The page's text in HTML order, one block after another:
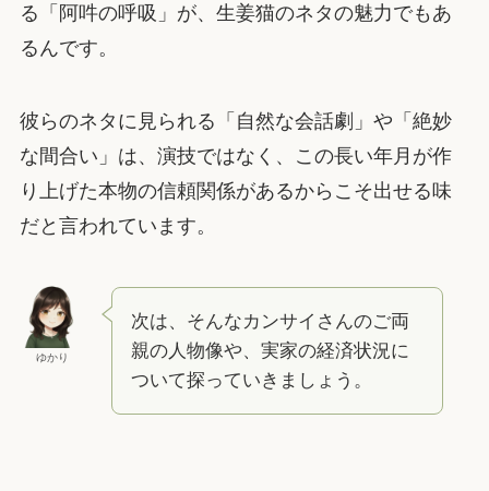
る「阿吽の呼吸」が、生姜猫のネタの魅力でもあ
るんです。
彼らのネタに見られる「自然な会話劇」や「絶妙
な間合い」は、演技ではなく、この長い年月が作
り上げた本物の信頼関係があるからこそ出せる味
だと言われています。
ゆかり
次は、そんなカンサイさんのご両
親の人物像や、実家の経済状況に
ついて探っていきましょう。